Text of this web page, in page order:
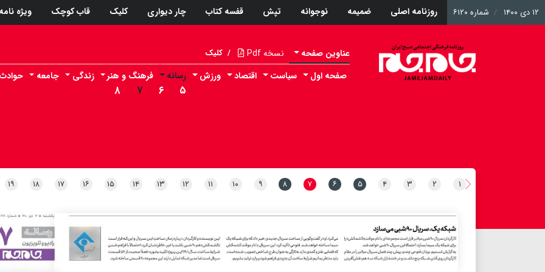
۱۲ دی ۱۴۰۰ شماره ۶۱۲۰ روزنامه اصلی ضمیمه نوجوانه تپش قفسه کتاب چار دیواری کلیک قاب کوچک ویژه
عناوین صفحه نسخه Pdf / کلیک
صفحه اول سیاست اقتصاد ورزش رسانه
۵ ۶ ۷ ۸
فرهنگ و هنر زندگی جامعه
۱ ۲ ۳ ۴ ۵ ۶ ۷ ۸ ۹ ۱۰ ۱۱ ۱۲ ۱۳ ۱۴ ۱۵ ۱۶ ۱۷ ۱۸ ۱۹